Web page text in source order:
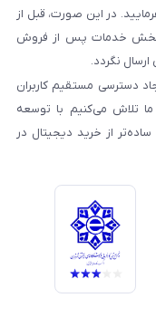
در این صورت، قبل از
با بخش خدمات پس از فروش
نگردد.
دسترسی مستقیم کاربران
تلاش می‌کنیم با توسعه
از خرید دیجیتال در
برای خرید کالای دیجیتال،
روشن‌تر می‌کند. ما باور
است که صداقت و شفافیت
تجربه و تخصص، با قدرت به